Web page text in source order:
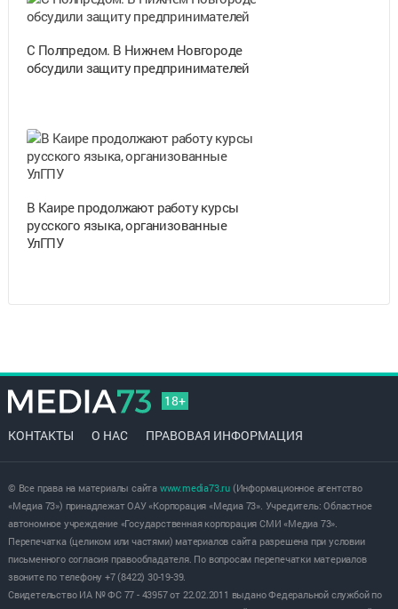
С Полпредом. В Нижнем Новгороде
обсудили защиту предпринимателей
В Каире продолжают работу курсы
русского языка, организованные
УлГПУ
18+
КОНТАКТЫ О НАС ПРАВОВАЯ ИНФОРМАЦИЯ
© Все права на материалы сайта www.media73.ru(Информационное агентство
«Медиа 73») принадлежат ОАУ «Корпорация «Медиа 73». Учредитель: Областное
автономное учреждение «Государственная корпорация СМИ «Медиа 73».
Перепечатка (целиком или частями) материалов сайта разрешена при условии
письменного согласия правообладателя. По вопросам перепечатки материалов
звоните по телефону +7 (8422) 30-19-39.
Свидетельство ИА № ФС 77 - 43957 от 22.02.2011 выдано Федеральной службой по